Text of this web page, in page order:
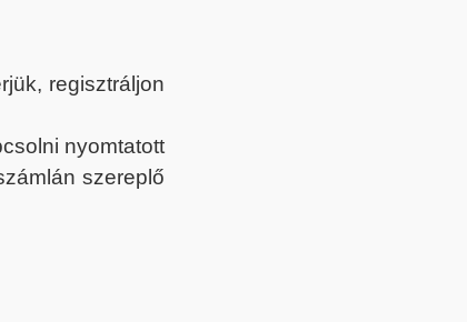
regisztráljon
nyomtatott
szereplő